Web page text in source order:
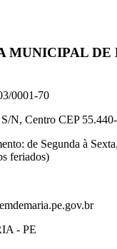
MUNICIPAL DE
0001-70
S/N, Centro CEP
de Segunda à
feriados)
- PE